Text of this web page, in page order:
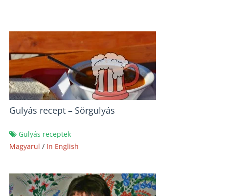
Gulyás recept – Sörgulyás
Gulyás receptek
Magyarul / In English